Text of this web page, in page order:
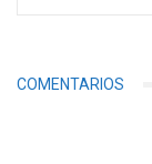
COMENTARIOS